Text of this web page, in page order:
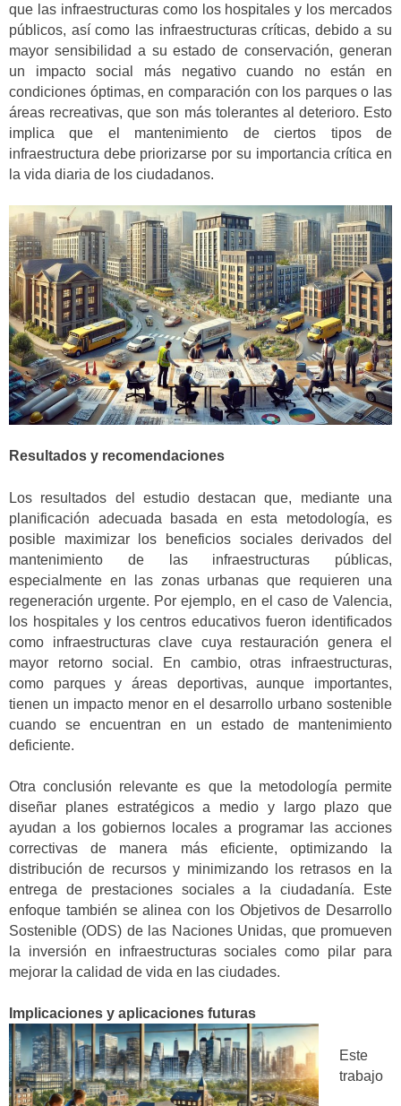
que las infraestructuras como los hospitales y los mercados
públicos, así como las infraestructuras críticas, debido a su
mayor sensibilidad a su estado de conservación, generan
un impacto social más negativo cuando no están en
condiciones óptimas, en comparación con los parques o las
áreas recreativas, que son más tolerantes al deterioro. Esto
implica que el mantenimiento de ciertos tipos de
infraestructura debe priorizarse por su importancia crítica en
la vida diaria de los ciudadanos.
Resultados y recomendaciones
Los resultados del estudio destacan que, mediante una
planificación adecuada basada en esta metodología, es
posible maximizar los beneficios sociales derivados del
mantenimiento de las infraestructuras públicas,
especialmente en las zonas urbanas que requieren una
regeneración urgente. Por ejemplo, en el caso de Valencia,
los hospitales y los centros educativos fueron identificados
como infraestructuras clave cuya restauración genera el
mayor retorno social. En cambio, otras infraestructuras,
como parques y áreas deportivas, aunque importantes,
tienen un impacto menor en el desarrollo urbano sostenible
cuando se encuentran en un estado de mantenimiento
deficiente.
Otra conclusión relevante es que la metodología permite
diseñar planes estratégicos a medio y largo plazo que
ayudan a los gobiernos locales a programar las acciones
correctivas de manera más eficiente, optimizando la
distribución de recursos y minimizando los retrasos en la
entrega de prestaciones sociales a la ciudadanía. Este
enfoque también se alinea con los Objetivos de Desarrollo
Sostenible (ODS) de las Naciones Unidas, que promueven
la inversión en infraestructuras sociales como pilar para
mejorar la calidad de vida en las ciudades.
Implicaciones y aplicaciones futuras
Este
trabajo